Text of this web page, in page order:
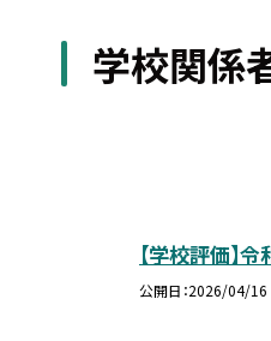
学校関係
【学校評価
公開日 2026/04/16